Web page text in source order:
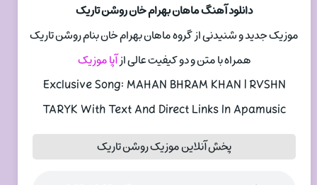
دانلود آهنگ ماهان بهرام خان روشن تاریک
موزیک جدید و شنیدنی از گروه ماهان بهرام خان بنام روشن تاریک
همراه با متن و دو کیفیت عالی ازآپا موزیک
Exclusive Song: MAHAN BHRAM KHAN | RVSHN
TARYK With Text And Direct Links In Apamusic
پخش آنلاین موزیک روشن تاریک